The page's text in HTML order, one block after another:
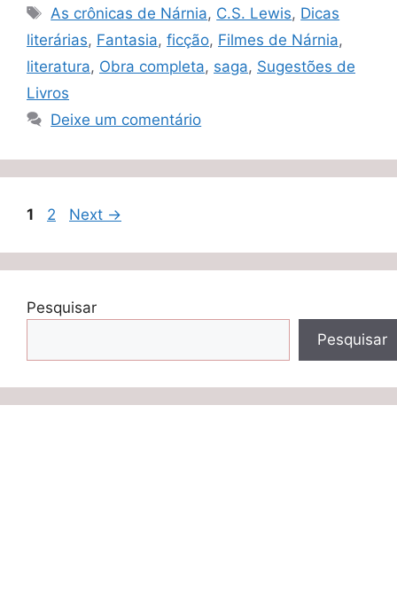
Tags
As crônicas de Nárnia, C.S. Lewis, Dicas
literárias, Fantasia, ficção, Filmes de Nárnia,
literatura, Obra completa, saga, Sugestões de
Livros
Deixe um comentário
Page
1 Page
2 Next →
Pesquisar
Pesquisar